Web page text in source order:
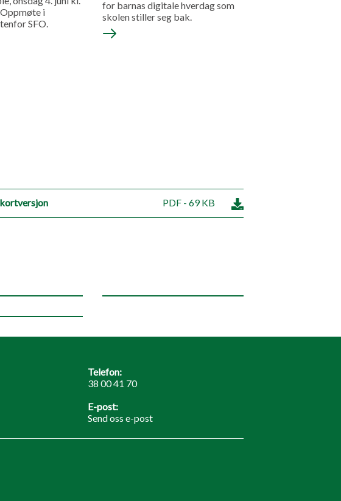
i
SFO.
for barnas digitale hverdag som
skolen stiller seg bak.
PDF - 69 KB
Telefon:
38 00 41 70
E-post:
Send oss e-post